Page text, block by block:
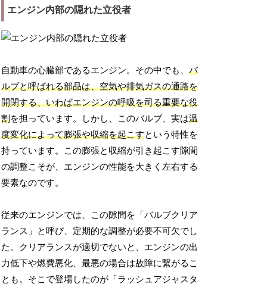
エンジン内部の隠れた立役者
自動車の心臓部であるエンジン。その中でも、バ
ルブと呼ばれる部品は、空気や排気ガスの通路を
開閉する、いわばエンジンの呼吸を司る重要な役
割を担っています。しかし、このバルブ、実は温
度変化によって膨張や収縮を起こすという特性を
持っています。この膨張と収縮が引き起こす隙間
の調整こそが、エンジンの性能を大きく左右する
要素なのです。
従来のエンジンでは、この隙間を「バルブクリア
ランス」と呼び、定期的な調整が必要不可欠でし
た。クリアランスが適切でないと、エンジンの出
力低下や燃費悪化、最悪の場合は故障に繋がるこ
とも。そこで登場したのが「ラッシュアジャスタ